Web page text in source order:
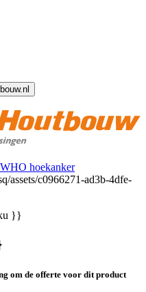
WHO hoekanker
}}
om de offerte voor dit product